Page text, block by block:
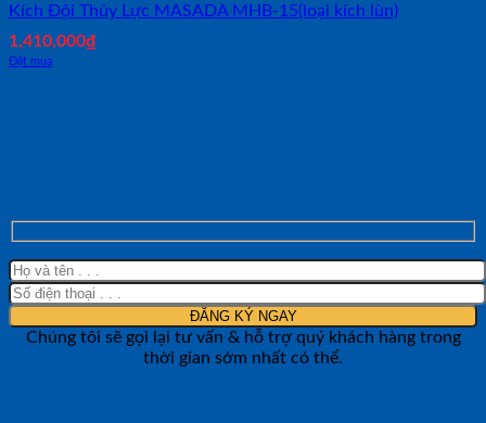
Kích Đội Thủy Lực MASADA MHB-15(loại kích lùn)
1,410,000₫
Đặt mua
Chúng tôi sẽ gọi lại tư vấn & hỗ trợ quý khách hàng trong
thời gian sớm nhất có thể.